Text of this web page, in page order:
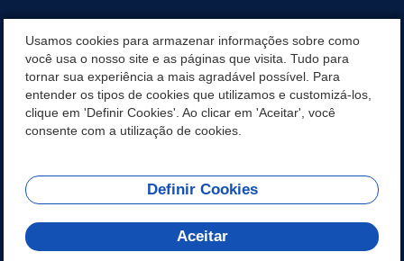
NOTÍCIAS
DOWNLOADS
REDES SOCIAIS
Usamos cookies para armazenar informações sobre como
você usa o nosso site e as páginas que visita. Tudo para
tornar sua experiência a mais agradável possível. Para
entender os tipos de cookies que utilizamos e customizá-los,
clique em 'Definir Cookies'. Ao clicar em 'Aceitar', você
consente com a utilização de cookies.
Definir Cookies
Aceitar